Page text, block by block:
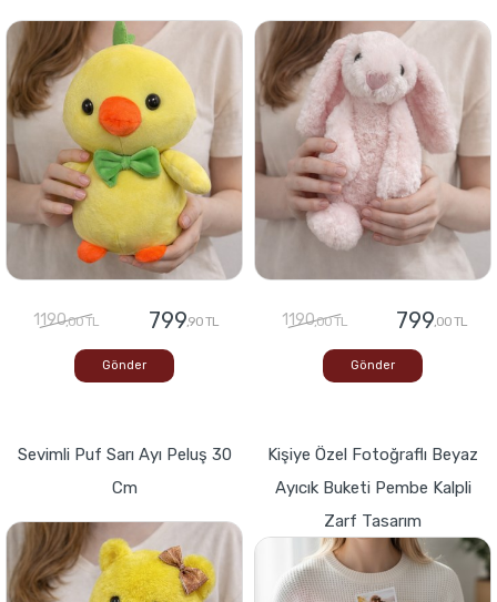
1190,00 TL 799,90 TL
Gönder
1190,00 TL 799,00 TL
Gönder
Sevimli Puf Sarı Ayı Peluş 30
Cm
Kişiye Özel Fotoğraflı Beyaz
Ayıcık Buketi Pembe Kalpli
Zarf Tasarım